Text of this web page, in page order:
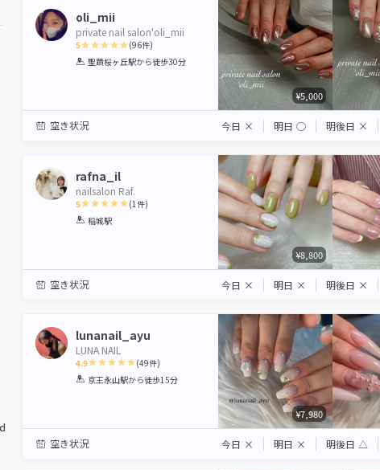
oli_mii
private nail salon'oli_mii
5
1 2 3 4 5
(96件)
聖蹟桜ヶ丘駅から徒歩30分
¥5,000
空き状況 今日 × 明日 ◯ 明後日 ×
rafna_il
nailsalon Raf.
5
1 2 3 4
(1 件)
稲城駅
¥8,800
空き状況 今日 × 明日 × 明後日 ×
lunanail_ayu
LUNA NAIL
4.9
1 2 3 4 5
(49件)
京王永山駅から徒歩15分
¥7,980
空き状況 今日 × 明日 × 明後日 △